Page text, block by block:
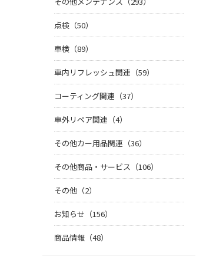
点検（50）
車検（89）
車内リフレッシュ関連（59）
コーティング関連（37）
車外リペア関連（4）
その他カー用品関連（36）
その他商品・サービス（106）
その他（2）
お知らせ（156）
商品情報（48）